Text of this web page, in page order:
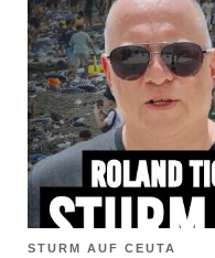
STURM AUF CEUTA